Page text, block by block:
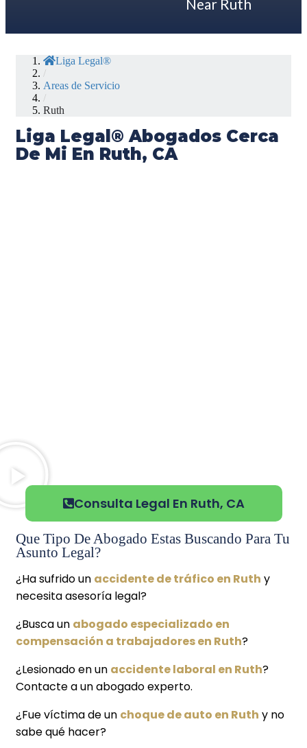
Near Ruth
Liga Legal®
/
Areas de Servicio
/
Ruth
Liga Legal® Abogados Cerca
De Mi En Ruth, CA
Consulta Legal En Ruth, CA
Que Tipo De Abogado Estas Buscando Para Tu
Asunto Legal?
¿Ha sufrido un accidente de tráfico en Ruth y
necesita asesoría legal?
¿Busca un abogado especializado en
compensación a trabajadores en Ruth?
¿Lesionado en un accidente laboral en Ruth?
Contacte a un abogado experto.
¿Fue víctima de un choque de auto en Ruth y no
sabe qué hacer?